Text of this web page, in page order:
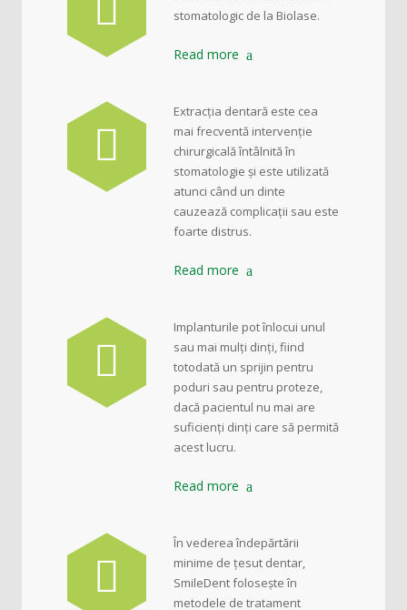
stomatologic de la Biolase.
Read more
Extracția dentară este cea
mai frecventă intervenție
chirurgicală întâlnită în
stomatologie și este utilizată
atunci când un dinte
cauzează complicații sau este
foarte distrus.
Read more
Implanturile pot înlocui unul
sau mai mulți dinți, fiind
totodată un sprijin pentru
poduri sau pentru proteze,
dacă pacientul nu mai are
suficienți dinți care să permită
acest lucru.
Read more
În vederea îndepărtării
minime de țesut dentar,
SmileDent folosește în
metodele de tratament